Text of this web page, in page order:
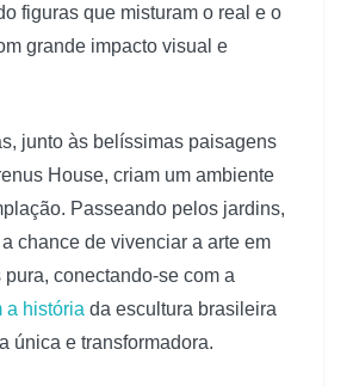
figuras que misturam o real e o
grande impacto visual e
junto às belíssimas paisagens
House, criam um ambiente
Passeando pelos jardins,
chance de vivenciar a arte em
conectando-se com a
a história da escultura brasileira
única e transformadora.